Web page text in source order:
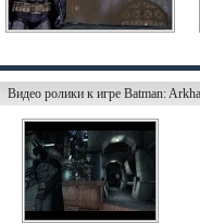
Видео ролики к игре Batman: